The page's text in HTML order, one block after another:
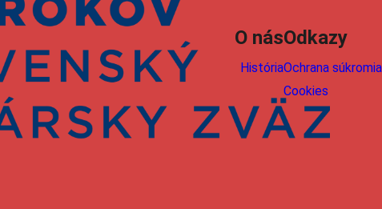
O nás
História
Odkazy
Ochrana súkromia
Cookies